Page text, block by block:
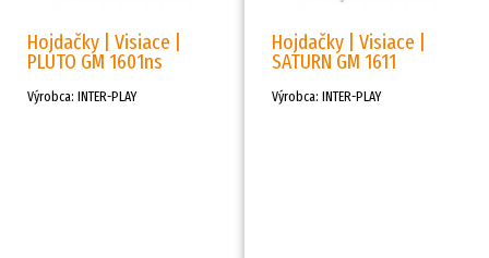
Hojdačky | Visiace |
PLUTO GM 1601ns
Výrobca: INTER-PLAY
Hojdačky | Visiace |
SATURN GM 1611
Výrobca: INTER-PLAY